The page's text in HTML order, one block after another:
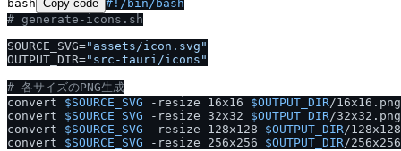
bash Copy code #! / bin/ bash
# generate-icons.sh
SOURCE_SVG="assets/icon.svg"
OUTPUT_DIR="src-tauri/icons"
# 各サイズのPNG生成
convert $SOURCE_SVG -resize 16x16 $OUTPUT_DIR/16x16.png
convert $SOURCE_SVG -resize 32x32 $OUTPUT_DIR/32x32.png
convert $SOURCE_SVG -resize 128x128 $OUTPUT_DIR/
convert $SOURCE_SVG -resize 256x256 $OUTPUT_DIR/